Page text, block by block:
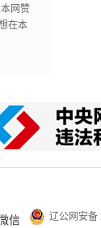
网赞
在本
信 辽公网安